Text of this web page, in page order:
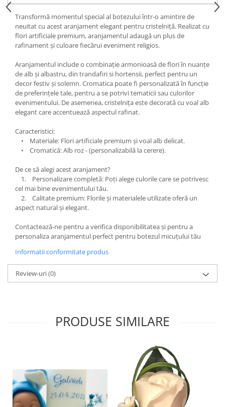
Transformă momentul special al botezului într-o amintire de
neuitat cu acest aranjament elegant pentru cristelniță. Realizat cu
flori artificiale premium, aranjamentul adaugă un plus de
rafinament și culoare fiecărui eveniment religios.
Aranjamentul include o combinație armonioasă de flori în nuanțe
de alb și albastru, din trandafiri si hortensii, perfect pentru un
decor festiv și solemn. Cromatica poate fi personalizată în funcție
de preferințele tale, pentru a se potrivi tematicii sau culorilor
evenimentului. De asemenea, cristelnița este decorată cu voal alb
elegant care accentuează aspectul rafinat.
Caracteristici:
• Materiale: Flori artificiale premium și voal alb delicat.
• Cromatică: Alb roz - (personalizabilă la cerere).
De ce să alegi acest aranjament?
1. Personalizare completă: Poți alege culorile care se potrivesc
cel mai bine evenimentului tău.
2. Calitate premium: Florile și materialele utilizate oferă un
aspect natural și elegant.
Contactează-ne pentru a verifica disponibilitatea și pentru a
personaliza aranjamentul perfect pentru botezul micuțului tău
Informatii conformitate produs
Review-uri(0)
PRODUSE SIMILARE